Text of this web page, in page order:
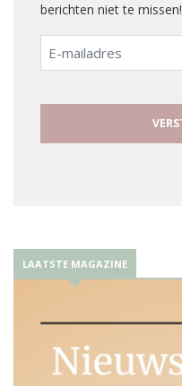
berichten niet te missen!
E-
mailadres
LAATSTE MAGAZINE